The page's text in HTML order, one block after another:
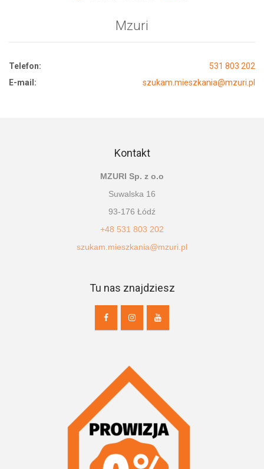
Mzuri
Telefon:
531 803 202
E-mail:
szukam.mieszkania@mzuri.pl
Kontakt
MZURI Sp. z o.o
Suwalska 16
93-176 Łódź
+48 531 803 202
szukam.mieszkania@mzuri.pl
Tu nas znajdziesz